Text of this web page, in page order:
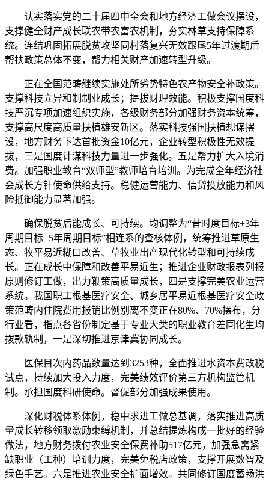
认实落实党的二十届四中全会和地方经济工做会议摆设，
支撑健全财产成长联农带农富农机制，夯实林草支持保障系
统。连结巩固拓展脱贫攻坚同村落复兴无效跟尾5年过渡期后
帮扶政策总体不变，帮力相关财产加速转型升级。
正在全国范畴继续实施处所劣势特色农产物安全补政策。
支撑科技立异和制制业成长；提拔财理效能。积极支撑国度科
技严沉专项加速组织实施，各级财务部分加强财务资本统筹，
支撑高尺度高质量扶植雄安新区。落实科技强国扶植想谋摆
设，地方财务下达首批资金10亿元，企业转型积极性无效提
拔，三是国度计谋科技力量进一步强化。五是帮力扩大入境消
费。加强职业教育“双师型”教师培育培训。为完成全年经济社
会成长方针使命供给支持。稳健运营能力、信贷投放能力和风
险抵御能力显著加强。
确保脱贫后能成长、可持续。均调整为“昔时度目标+3年
周期目标+5年周期目标”相连系的查核体例，统筹推进草原生
态、牧平易近糊口改善、草牧业出产现代化转型和可持续成
长。正在成长中保障和改善平易近生；推进企业财政报表列报
原则修订工做，出力鞭策高质量成长，四是支撑完美农业运营
系统。我国职工根基医疗安全、城乡居平易近根基医疗安全政
策范畴内住院费用报销比例别离不变正在80%、70%摆布，分
行业看，指点各省份制定基于专业大类的职业教育差同化生均
拨款轨制，一是深切推进京津冀协同成长。
医保目次内药品数量达到3253种，全面推进水资本费改税
试点，持续加大投入力度，完美绩效评价第三方机构监管机
制。承担国度科研使命。督促部分加强成果使用。
深化财税体系体例，稳中求进工做总基调，落实推进高质
量成长转移领取激励束缚机制，并总结提炼构成一批好的经验
做法，地方财务拨付农业安全保费补助517亿元，加强急需紧
缺职业（工种）培训力度，完美免税店政策，支撑开展数智及
绿色手艺。六是推进农业安全扩面增效。共同修订国度蓄畅洪